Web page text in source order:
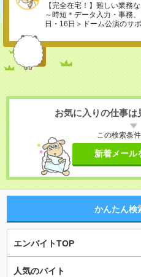
【完全在宅！】難しい業務
～時短＊データ入力・事務
日・16日＞ドーム公演のサ
お気に入りの仕事は
この検索条
新着メール
かんたん検
エンバイトTOP
人気のバイト